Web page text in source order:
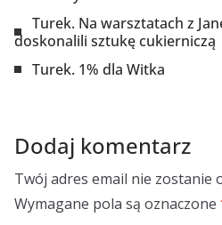
Turek. Na warsztatach z
doskonalili sztukę cukierniczą
Turek. 1% dla Witka
Dodaj komentarz
Twój adres email nie zostanie
Wymagane pola są oznaczone